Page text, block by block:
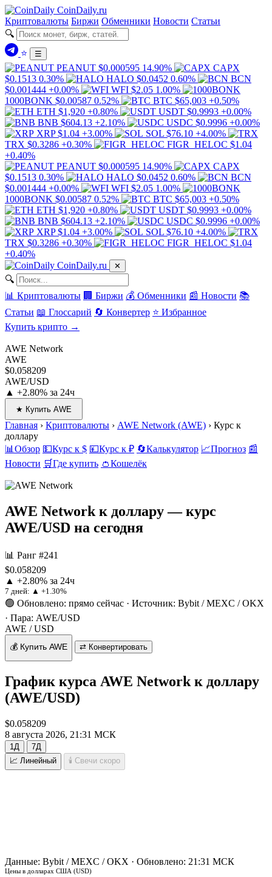
CoinDaily.ru
Криптовалюты Биржи Обменники Новости Статьи
🔍
⭐
☰
PEANUT $0.000595 14.90%
CAPX
$0.1513 0.30% HALO $0.0452 0.60%
BCN
$0.001444 +0.00% WFI $2.05 1.00%
1000BONK $0.00587 0.52% BTC $65,003 +0.50%
ETH $1,920 +0.80% USDT $0.9993 +0.00%
BNB $604.13 +2.10% USDC $0.9996 +0.00%
XRP $1.04 +3.00% SOL $76.10 +4.00%
TRX $0.3286 +0.30% FIGR_HELOC $1.04
+0.40%
PEANUT $0.000595 14.90%
CAPX
$0.1513 0.30% HALO $0.0452 0.60%
BCN
$0.001444 +0.00% WFI $2.05 1.00%
1000BONK $0.00587 0.52% BTC $65,003 +0.50%
ETH $1,920 +0.80% USDT $0.9993 +0.00%
BNB $604.13 +2.10% USDC $0.9996 +0.00%
XRP $1.04 +3.00% SOL $76.10 +4.00%
TRX $0.3286 +0.30% FIGR_HELOC $1.04
+0.40%
CoinDaily.ru ✕
🔍
📊 Криптовалюты 🏢 Биржи 💰 Обменники 📰 Новости 📚
Статьи 📖 Глоссарий 🔄 Конвертер ⭐ Избранное
Купить крипто →
AWE Network
AWE
$0.058209
AWE/USD
▲ +2.80% за 24ч
★ Купить AWE
Главная › Криптовалюты › AWE Network (AWE) › Курс к
доллару
📊 Обзор 💵Курс к $ 💴Курс к ₽ 🔄Калькулятор 📈Прогноз 📰
Новости 🛒Где купить 👛Кошелёк
AWE Network к доллару— курс
AWE/USD на сегодня
📊 Ранг #241
$0.058209
▲ +2.80% за 24ч
7 дней: ▲ +1.30%
🟢 Обновлено: прямо сейчас · Источник: Bybit / MEXC / OKX
· Пара: AWE/USD
AWE / USD
💰 Купить AWE ⇄ Конвертировать
График курса AWE Network к доллару
(AWE/USD)
$0.058209
8 августа 2026, 21:31 МСК
1Д
7Д
📈 Линейный
🕯 Свечи скоро
Данные: Bybit / MEXC / OKX · Обновлено: 21:31 МСК
Цены в долларах США (USD)